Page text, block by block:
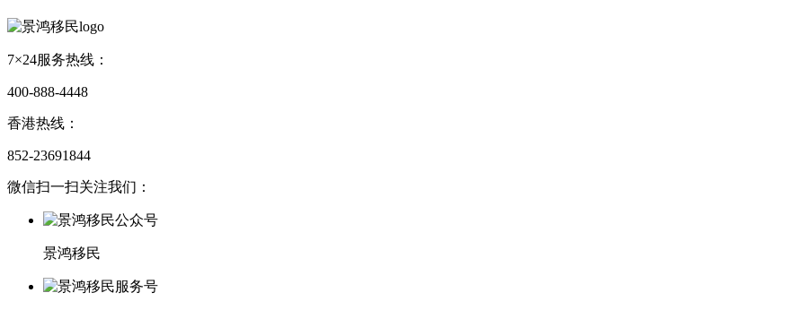
7×24服务热线：
400-888-4448
香港热线：
852-23691844
微信扫一扫关注我们：
景鸿移民